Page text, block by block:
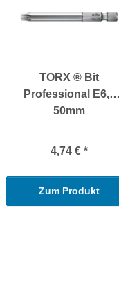
TORX ® Bit
Professional E6,3
50mm
4,74 € *
Zum Produkt